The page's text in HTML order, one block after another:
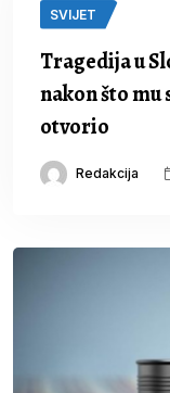
SVIJET
Tragedija u
nakon što
otvorio
Redakcija